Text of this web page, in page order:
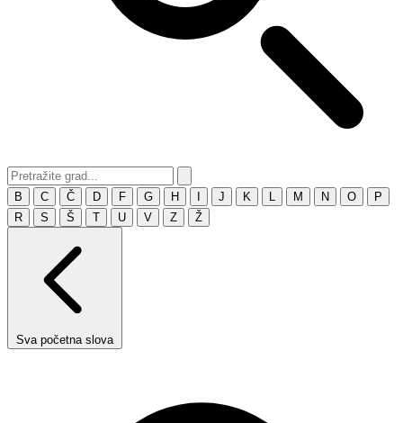
B C Č D F G H J K M N O
P
R
S Š T U V Z Ž
Sva početna slova